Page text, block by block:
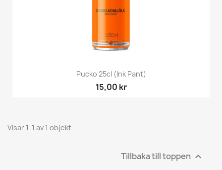
Pucko 25cl (Ink Pant)
15,00 kr
Visar 1-1 av 1 objekt
Tillbaka till toppen 